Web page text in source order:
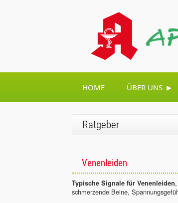
HOME ÜBER UNS ▸
Ratgeber
Venenleiden
Typische Signale für Venenleiden
schmerzende Beine,